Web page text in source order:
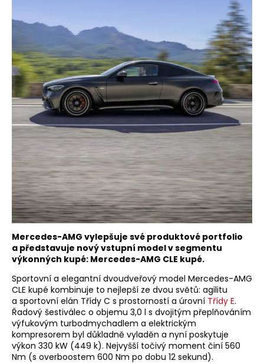
Mercedes-AMG vylepšuje své produktové portfolio
a představuje nový vstupní model v segmentu
výkonných kupé: Mercedes-AMG CLE kupé.
Sportovní a elegantní dvoudveřový model Mercedes-AMG
CLE kupé kombinuje to nejlepší ze dvou světů: agilitu
a sportovní elán Třídy C s prostorností a úrovní Třídy E.
Řadový šestiválec o objemu 3,0 l s dvojitým přeplňováním
výfukovým turbodmychadlem a elektrickým
kompresorem byl důkladně vyladěn a nyní poskytuje
výkon 330 kW (449 k). Nejvyšší točivý moment činí 560
Nm (s overboostem 600 Nm po dobu 12 sekund).